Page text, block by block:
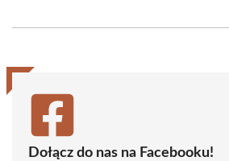
(Twitter)
Dołącz do nas na Facebooku!